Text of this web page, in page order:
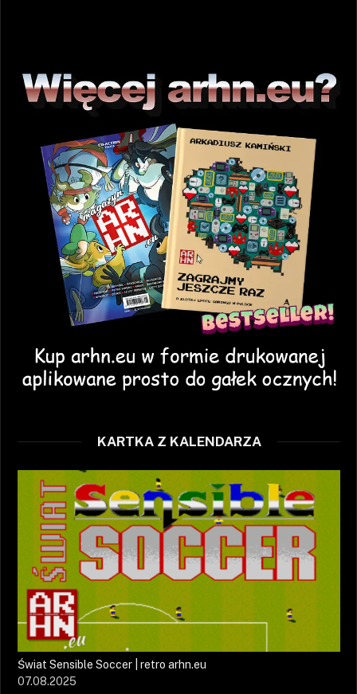
KARTKA Z KALENDARZA
Świat Sensible Soccer | retro arhn.eu
07.08.2025